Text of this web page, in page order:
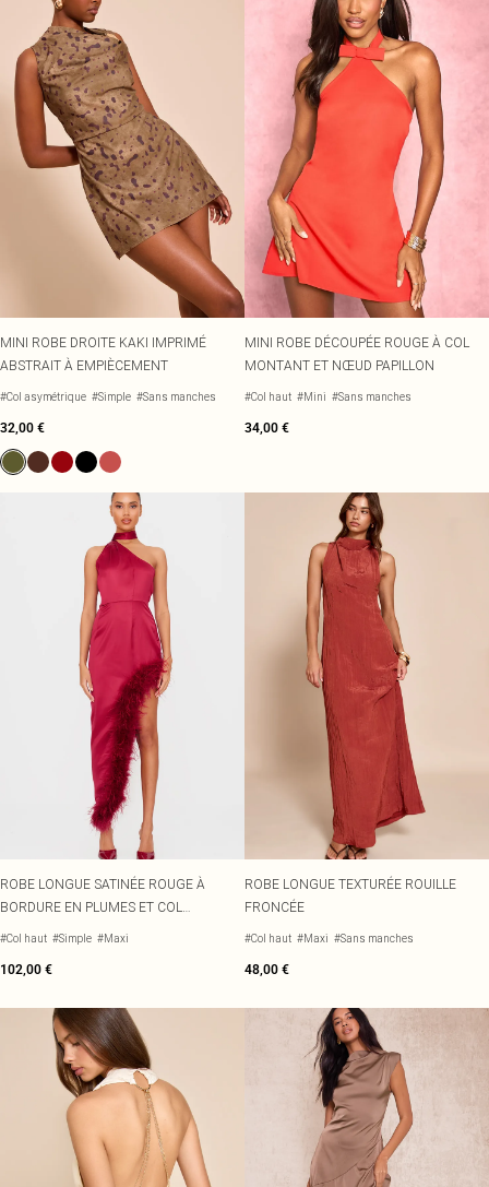
MINI ROBE DROITE KAKI IMPRIMÉ
ABSTRAIT À EMPIÈCEMENT
#Col asymétrique #Simple #Sans manches
32,00 €
MINI ROBE DÉCOUPÉE ROUGE À COL
MONTANT ET NŒUD PAPILLON
#Col haut #Mini #Sans manches
34,00 €
ROBE LONGUE SATINÉE ROUGE À
BORDURE EN PLUMES ET COL
MONTANT
#Col haut #Simple #Maxi
102,00 €
ROBE LONGUE TEXTURÉE ROUILLE
FRONCÉE
#Col haut #Maxi #Sans manches
48,00 €